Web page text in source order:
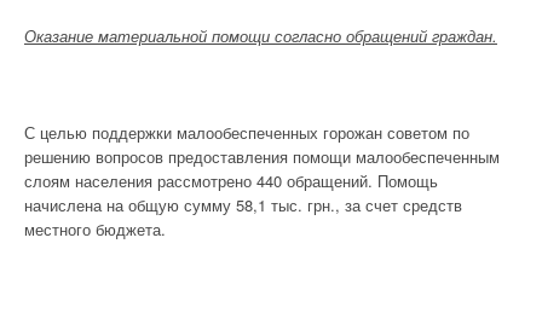
Оказание материальной помощи согласно обращений граждан.
С целью поддержки малообеспеченных горожан советом по
решению вопросов предоставления помощи малообеспеченным
слоям населения рассмотрено 440 обращений. Помощь
начислена на общую сумму 58,1 тыс. грн., за счет средств
местного бюджета.